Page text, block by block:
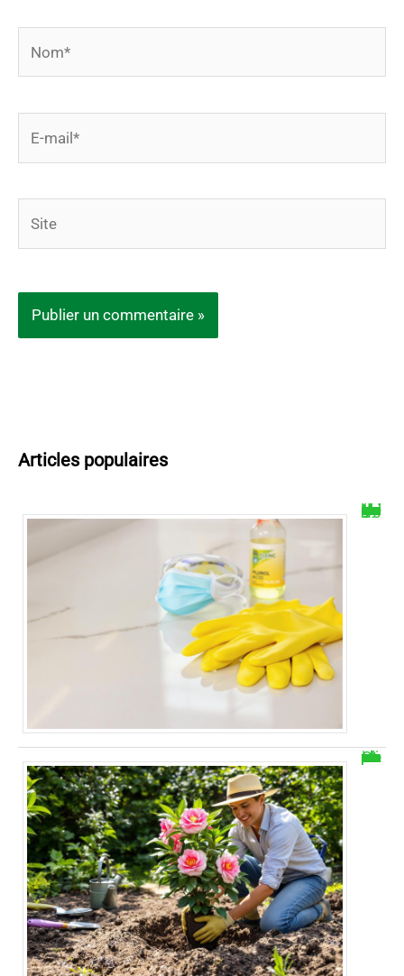
Articles populaires
Nettoyage carrelage acide chlorhydrique : guide complet
Comment transplanter un camelia en pleine terre